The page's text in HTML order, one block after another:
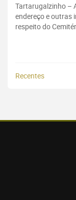
Tartarugalzinho –
endereço e outras
respeito do
Recentes